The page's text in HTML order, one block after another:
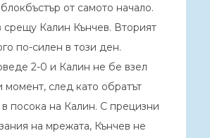
от самото начало.
Калин Кънчев. Вторият
по-силен в този ден.
2-0 и Калин не бе взел
момент, след като обратът
в посока на Калин. С прецизни
на мрежата, Кънчев не